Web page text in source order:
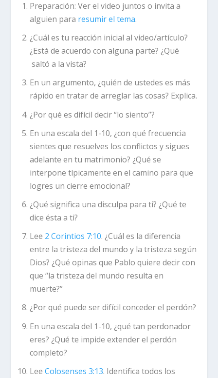
Preparación: Ver el video juntos o invita a
alguien para resumir el tema.
¿Cuál es tu reacción inicial al video/artículo?
¿Está de acuerdo con alguna parte? ¿Qué
saltó a la vista?
En un argumento, ¿quién de ustedes es más
rápido en tratar de arreglar las cosas? Explica.
¿Por qué es difícil decir “lo siento”?
En una escala del 1-10, ¿con qué frecuencia
sientes que resuelves los conflictos y sigues
adelante en tu matrimonio? ¿Qué se
interpone típicamente en el camino para que
logres un cierre emocional?
¿Qué significa una disculpa para ti? ¿Qué te
dice ésta a ti?
Lee 2 Corintios 7:10. ¿Cuál es la diferencia
entre la tristeza del mundo y la tristeza según
Dios? ¿Qué opinas que Pablo quiere decir con
que “la tristeza del mundo resulta en
muerte?”
¿Por qué puede ser difícil conceder el perdón?
En una escala del 1-10, ¿qué tan perdonador
eres? ¿Qué te impide extender el perdón
completo?
Lee Colosenses 3:13. Identifica todos los